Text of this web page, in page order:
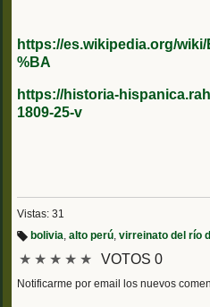
https://es.wikipedia.org/
%BA
https://historia-
1809-25-v
Vistas: 31
iq
et
a
bolivia alto perú virreinato del río
★ ★ ★ ★ ★ VOTOS 0
Notificarme por email los nuevos